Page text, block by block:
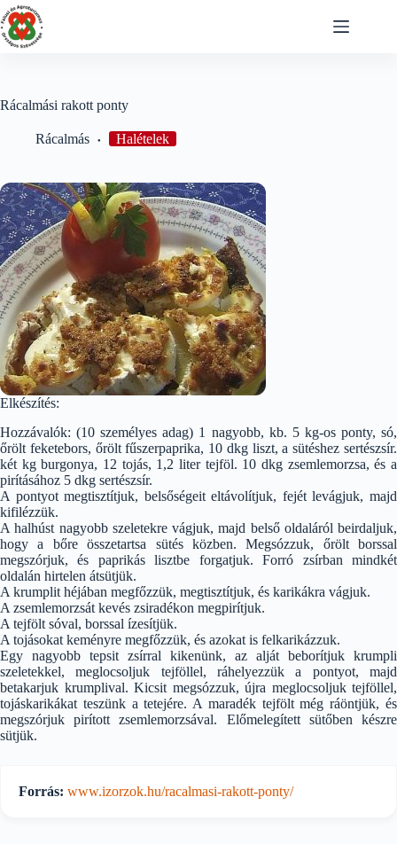
Skip
to
content
Rácalmási rakott ponty
Rácalmás Halételek
Elkészítés:
Hozzávalók: (10 személyes adag) 1 nagyobb, kb. 5 kg-os ponty, só,
őrölt feketebors, őrölt fűszerpaprika, 10 dkg liszt, a sütéshez sertészsír.
két kg burgonya, 12 tojás, 1,2 liter tejföl. 10 dkg zsemlemorzsa, és a
pirításához 5 dkg sertészsír.
A pontyot megtisztítjuk, belsőségeit eltávolítjuk, fejét levágjuk, majd
kifilézzük.
A halhúst nagyobb szeletekre vágjuk, majd belső oldaláról beirdaljuk,
hogy a bőre összetartsa sütés közben. Megsózzuk, őrölt borssal
megszórjuk, és paprikás lisztbe forgatjuk. Forró zsírban mindkét
oldalán hirtelen átsütjük.
A krumplit héjában megfőzzük, megtisztítjuk, és karikákra vágjuk.
A zsemlemorzsát kevés zsiradékon megpirítjuk.
A tejfölt sóval, borssal ízesítjük.
A tojásokat keményre megfőzzük, és azokat is felkarikázzuk.
Egy nagyobb tepsit zsírral kikenünk, az alját beborítjuk krumpli
szeletekkel, meglocsoljuk tejföllel, ráhelyezzük a pontyot, majd
betakarjuk krumplival. Kicsit megsózzuk, újra meglocsoljuk tejföllel,
tojáskarikákat teszünk a tetejére. A maradék tejfölt még ráöntjük, és
megszórjuk pirított zsemlemorzsával. Előmelegített sütőben készre
sütjük.
Forrás: www.izorzok.hu/racalmasi-rakott-ponty/